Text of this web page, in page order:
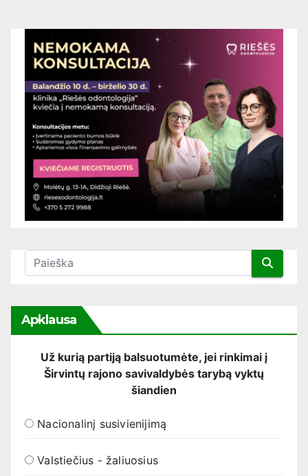
Apklausa
Už kurią partiją balsuotumėte, jei rinkimai į
Širvintų rajono savivaldybės tarybą vyktų
šiandien
Nacionalinį susivienijimą
Valstiečius - žaliuosius